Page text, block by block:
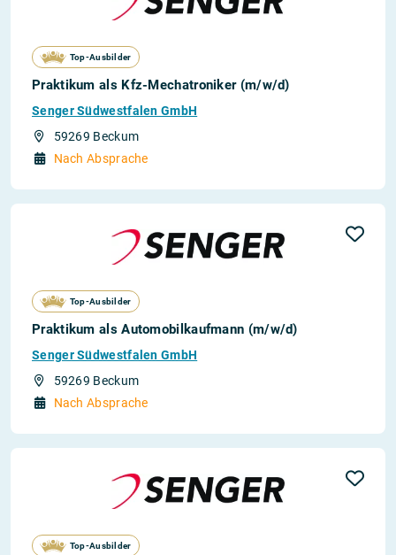
Top-Ausbilder
Praktikum als Kfz-Mechatroniker (m/w/d)
Senger Südwestfalen GmbH
59269 Beckum
Nach Absprache
Top-Ausbilder
Praktikum als Automobilkaufmann (m/w/d)
Senger Südwestfalen GmbH
59269 Beckum
Nach Absprache
Top-Ausbilder